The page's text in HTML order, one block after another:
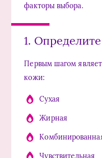
факторы выбора.
1.
Первым шагом
кожи:
Сухая
Жирная
Чувствительная